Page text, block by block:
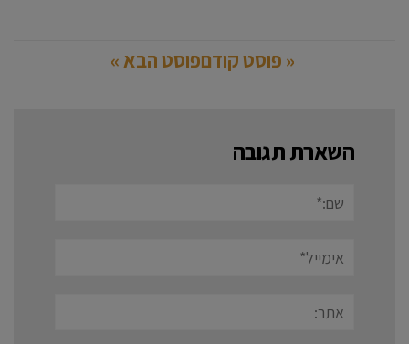
« פוסט קודםפוסט הבא »
השארת תגובה